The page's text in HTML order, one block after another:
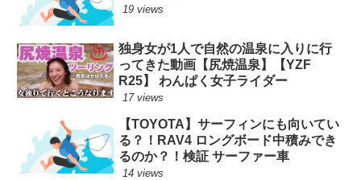
19 views
独身女が1人で自然の温泉に入りに行
ってきた動画【尻焼温泉】【YZF
R25】 わんぱく女子ライダー
17 views
【TOYOTA】サーフィンにも向いてい
る？！RAV4 ロングボード中積みでき
るのか？！検証 サーファー車
14 views